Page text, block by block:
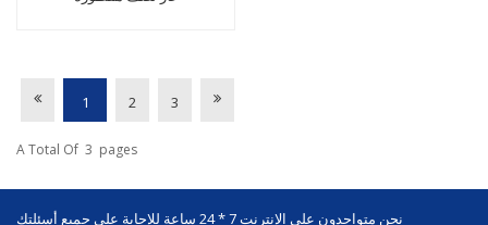
1 2 3
A Total Of 3 Pages
نحن متواجدون على الإنترنت 7 * 24 ساعة للإجابة على جميع أسئلتك